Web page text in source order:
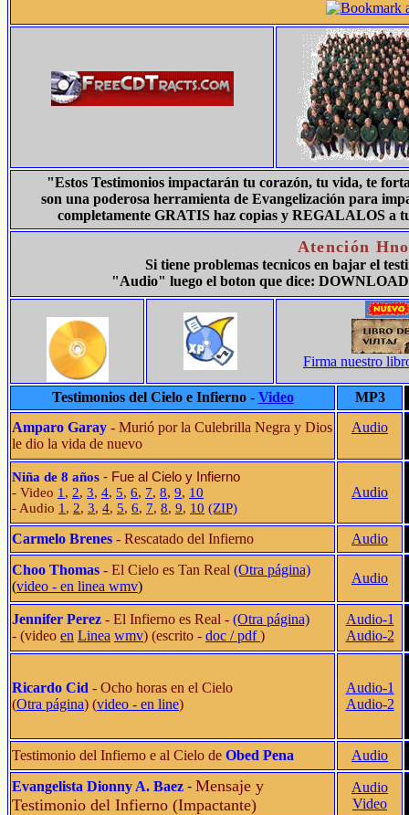
"Estos Testimonios impactarán tu corazón, tu vida, te
son una poderosa herramienta de Evangelización para
completamente GRATIS haz copias y REGALALOS a
Atención
Si tiene problemas tecnicos en bajar el
"Audio" luego el boton que dice:
Firma nuestro
Testimonios del Cielo e Infierno - Video
MP3
Amparo Garay - Murió por la Culebrilla Negra y Dios
le dio la vida de nuevo
Audio
Niña de 8 años - Fue al Cielo y Infierno
- Video 1 , 2, 3, 4, 5, 6, 7, 8, 9, 10
- Audio 1 , 2, 3, 4, 5, 6, 7, 8, 9, 10 (ZIP)
Audio
Carmelo Brenes - Rescatado del Infierno
Audio
Choo Thomas - El Cielo es Tan Real (Otra página)
(video - en linea wmv)
Audio
Jennifer Perez - El Infierno es Real - (Otra página)
- (video en Linea wmv) (escrito - doc /pdf)
Audio-1
Audio-2
Ricardo Cid - Ocho horas en el Cielo
(Otra página) (video - en line)
Audio-1
Audio-2
Testimonio del Infierno e al Cielo de Obed Pena
Audio
Evangelista Dionny A. Baez - Mensaje y
Testimonio del Infierno (Impactante)
Audio
Video